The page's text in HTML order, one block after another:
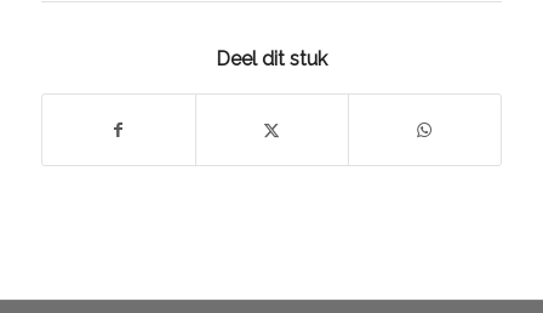
Deel dit stuk